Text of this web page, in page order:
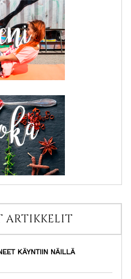
ARTIKKELIT
KÄYNTIIN NÄILLÄ